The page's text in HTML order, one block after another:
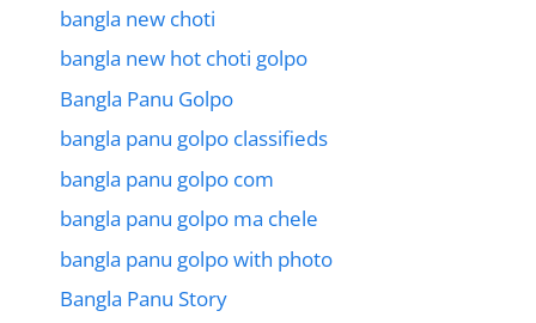
bangla new choti
bangla new hot choti golpo
Bangla Panu Golpo
bangla panu golpo classifieds
bangla panu golpo com
bangla panu golpo ma chele
bangla panu golpo with photo
Bangla Panu Story